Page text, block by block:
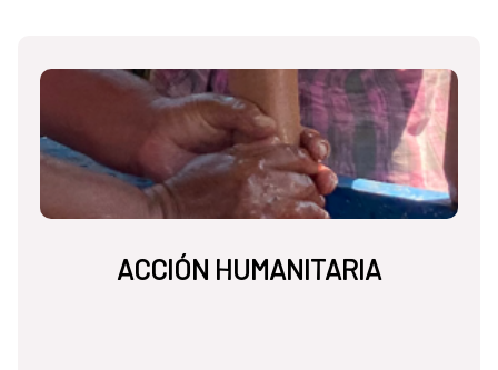
ACCIÓN HUMANITARIA